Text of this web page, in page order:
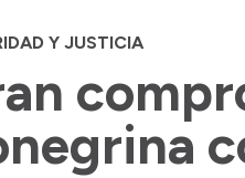
Y JUSTICIA